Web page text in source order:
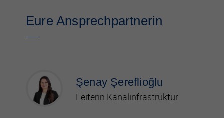
Eure Ansprechpartnerin
Şenay Şereflioğlu
Leiterin Kanalinfrastruktur